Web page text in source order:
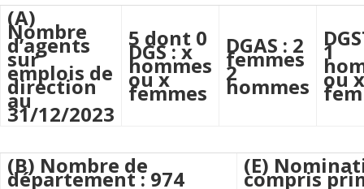
(A)
Nombre
d’agents
sur
emplois de
direction
au
31/12/2023
5 dont 0
DGS : x
hommes
ou x
femmes
DGAS : 2
femmes
2
hommes
1
ou x
(B) Nombre de
département : 974
(E)
compris